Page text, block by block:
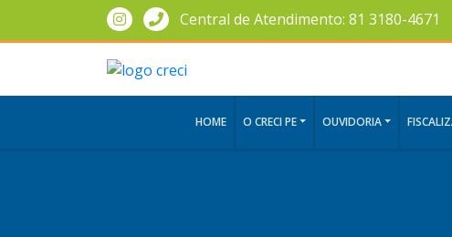
Central de Atendimento: 81 3180-4671
HOME O CRECI PE OUVIDORIA